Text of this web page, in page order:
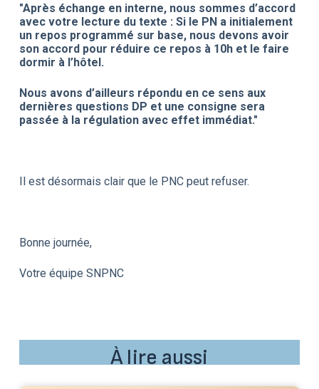
"Après échange en interne, nous sommes d’accord
avec votre lecture du texte : Si le PN a initialement
un repos programmé sur base, nous devons avoir
son accord pour réduire ce repos à 10h et le faire
dormir à l’hôtel.
Nous avons d’ailleurs répondu en ce sens aux
dernières questions DP et une consigne sera
passée à la régulation avec effet immédiat."
Il est désormais clair que le PNC peut refuser.
Bonne journée,
Votre équipe SNPNC
À lire aussi